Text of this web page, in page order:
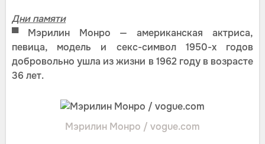
Дни памяти
▀ Мэрилин Монро — американская актриса,
певица, модель и секс-символ 1950-х годов
добровольно ушла из жизни в 1962 году в возрасте
36 лет.
Мэрилин Монро / vogue.com